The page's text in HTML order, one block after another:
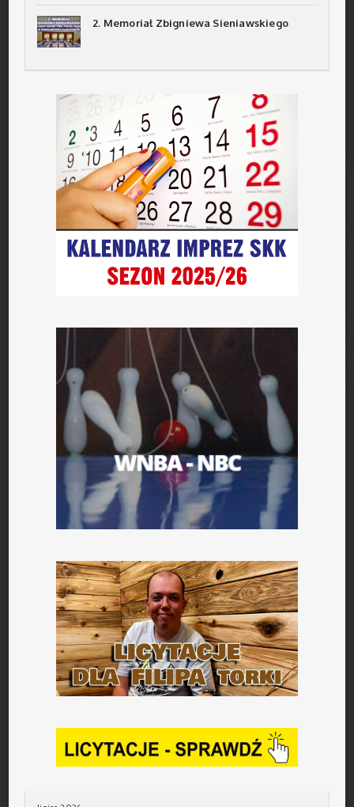
2. Memoriał Zbigniewa Sieniawskiego